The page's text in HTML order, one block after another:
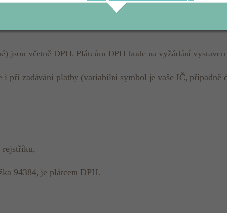
jsou včetně DPH. Plátcům DPH bude na vyžádání
i při zadávání platby (variabilní symbol je vaše IČ, případně
rejstříku,
94384, je plátcem DPH.